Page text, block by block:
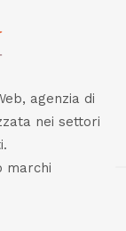
agenzia di
nei settori
marchi